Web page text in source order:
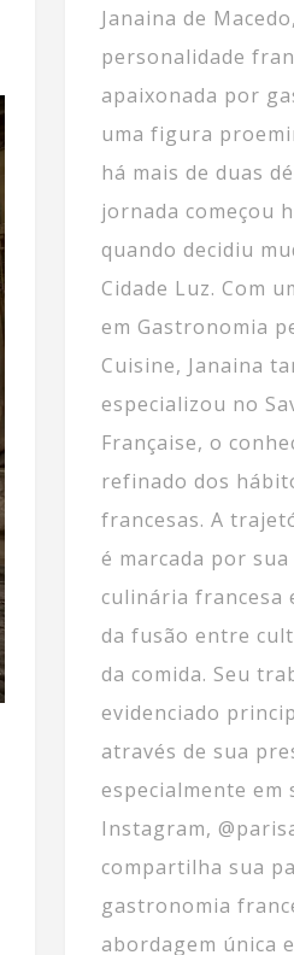
Janaina de
personalidade
apaixonada por
uma figura
há mais de duas
jornada começou
quando decidiu
Cidade Luz. Com
em Gastronomia
Cuisine, Janaina
especializou no
Française, o
refinado dos
francesas. A
é marcada por sua
culinária francesa
da fusão entre
da comida. Seu
evidenciado
através de sua
especialmente em
Instagram,
compartilha sua
gastronomia
abordagem única